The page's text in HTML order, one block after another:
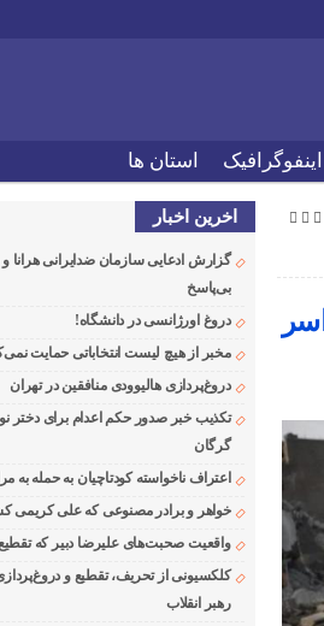
اینفوگرافیک استان ها
اخرین اخبار
گزارش ادعایی سازمان ضدایرانی
بی‌پاسخ
دروغ اورژانسی در دانشگاه!
مخبر از هیچ لیست انتخاباتی حمایت
دروغ‌پردازی هالیوودی منافقین در تهران
تکذیب خبر صدور حکم اعدام برای دختر
گرگان
اعتراف ناخواسته کودتاچیان به حمله به
خواهر و برادر مصنوعی که علی کریمی
واقعیت صحبت‌های علیرضا دبیر که
کلکسیونی از تحریف، تقطیع و
رهبر انقلاب